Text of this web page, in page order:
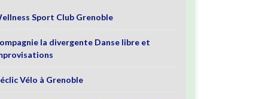
Sport Club Grenoble
la divergente Danse libre et
Vélo à Grenoble